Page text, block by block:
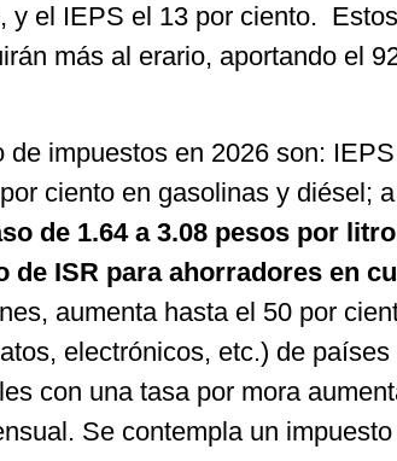
y el IEPS el 13 por ciento.
más al erario, aportando el
impuestos en 2026 son:
ciento en gasolinas y diésel; a
de 1.64 a 3.08 pesos por
de ISR para ahorradores en
aumenta hasta el 50 por
electrónicos, etc.) de países
con una tasa por mora
Se contempla un